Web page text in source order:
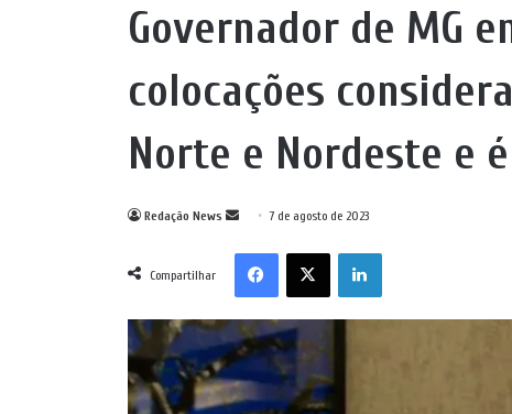
Governador de MG
colocações
Norte e Nordeste e
Redação News
Mande
mail
7 de agosto de 2023
Compartilhar
FacebookX Linkedin